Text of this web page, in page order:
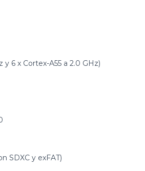
6 x Cortex-A55 a 2.0 GHz)
SDXC y exFAT)